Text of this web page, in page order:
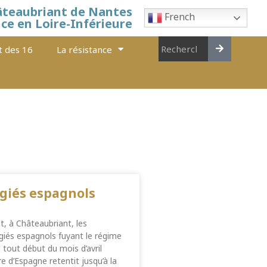
de Nantes
en Loire-Inférieure French
des 16 La résistance
espagnols
à Châteaubriant, les
espagnols fuyant le régime
début du mois d’avril
d’Espagne retentit jusqu’à la